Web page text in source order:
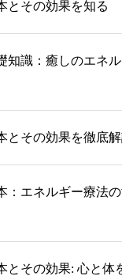
とその効果を知る
知識：癒しのエネ
とその効果を徹底
：エネルギー療法
とその効果: 心と体